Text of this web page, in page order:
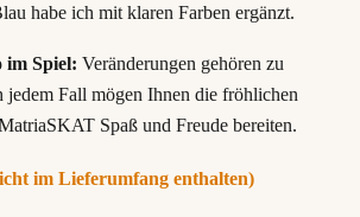
habe ich mit klaren Farben ergänzt.
im Spiel: Veränderungen gehören zu
jedem Fall mögen Ihnen die fröhlichen
Spaß und Freude bereiten.
im Lieferumfang enthalten)